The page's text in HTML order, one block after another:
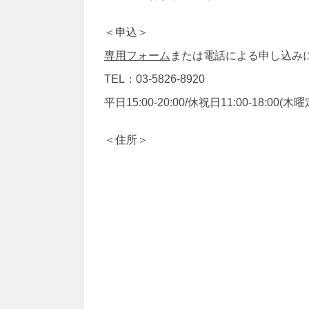
＜申込＞
専用フォーム または電話による申し込み
TEL：03-5826-8920
平日15:00-20:00/休祝日11:00-18:00(木曜
＜住所＞